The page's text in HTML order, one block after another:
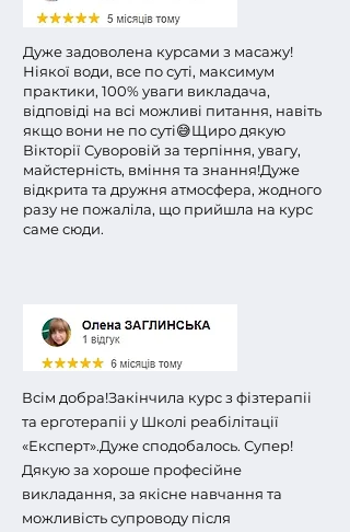
Дуже задоволена курсами з масажу!
Ніякої води, все по суті, максимум
практики, 100% уваги викладача,
відповіді на всі можливі питання, навіть
якщо вони не по суті😅Щиро дякую
Вікторії Суворовій за терпіння, увагу,
майстерність, вміння та знання!Дуже
відкрита та дружня атмосфера, жодного
разу не пожаліла, що прийшла на курс
саме сюди.
Всім добра!Закінчила курс з фізтерапіі
та ерготерапіі у Школі реабілітації
«Експерт».Дуже сподобалось. Супер!
Дякую за хороше професійне
викладання, за якісне навчання та
можливість супроводу після